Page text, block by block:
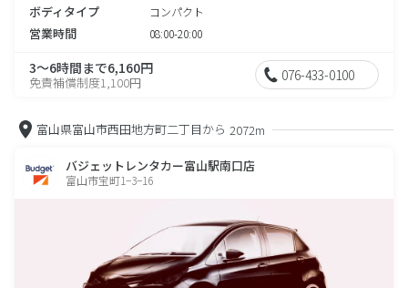
ボディタイプ コンパクト
営業時間 08:00-20:00
3～6時間まで6,160円
免責補償制度1,100円 076-433-0100
富山県富山市西田地方町二丁目から 2072m
バジェットレンタカー富山駅南口店
富山市宝町1−3−16